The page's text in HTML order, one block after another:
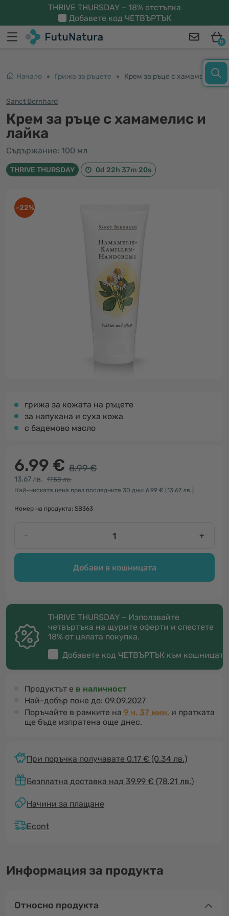
THRIVE THURSDAY – 18% отстъпка
Добавете код ЧЕТВЪРТЪК
0
Начало Грижа за ръцете
Sanct Bernhard
Крем за ръце с хамамелис и
лайка
Съдържание: 100 мл
THRIVE THURSDAY 0d 22h 37m 20s
-22%
грижа за кожата на ръцете
за напукана и суха кожа
с бадемово масло
6.99 € 8.99 €
13.67 лв.
17.58 лв.
Най-ниската цена през последните 30 дни: 6.99 € (13.67 лв.)
Номер на продукта: SB363
- +
Добави в кошницата
THRIVE THURSDAY – Използвайте
четвъртъка на щурите оферти и спестете
18% от цялата покупка.
Добавете код ЧЕТВЪРТЪК към кошницата
Продуктът е в наличност
Най-добър поне до: 09.09.2027
Поръчайте в рамките на 9 ч. 37 мин. и пратката
ще бъде изпратена още днес.
При поръчка получавате 0.17 € (0.34 лв.)
Безплатна доставка над 39.99 € (78.21 лв.)
Начини за плащане
Econt
Информация за продукта
Относно продукта